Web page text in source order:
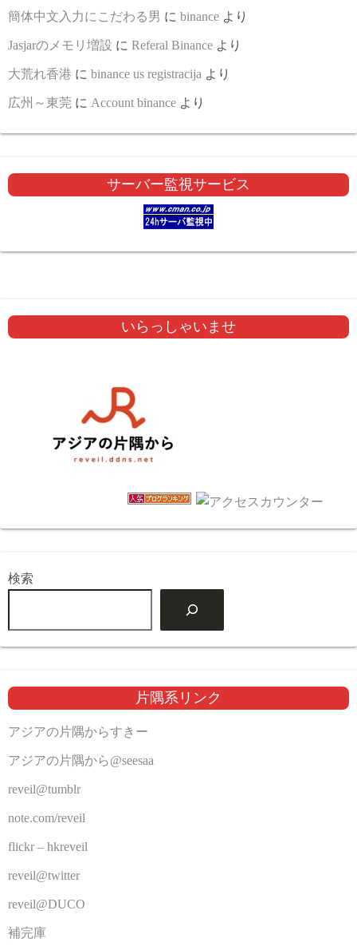
簡体中文入力にこだわる男 に binance より
Jasjarのメモリ増設 に Referal Binance より
大荒れ香港 に binance us registracija より
広州～東莞 に Account binance より
サーバー監視サービス
いらっしゃいませ
検索
片隅系リンク
アジアの片隅からすきー
アジアの片隅から@seesaa
reveil@tumblr
note.com/reveil
flickr – hkreveil
reveil@twitter
reveil@DUCO
補完庫